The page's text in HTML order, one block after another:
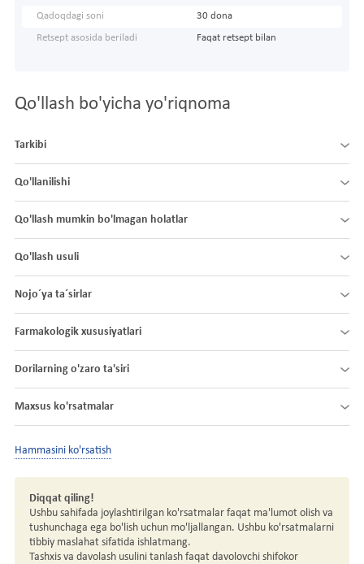
Qadoqdagi soni 30 dona
Retsept asosida beriladi Faqat retsept bilan
Qo'llash bo'yicha yo'riqnoma
Tarkibi
Qo'llanilishi
Qo'llash mumkin bo'lmagan holatlar
Qo'llash usuli
Nojo´ya ta´sirlar
Farmakologik xususiyatlari
Dorilarning o'zaro ta'siri
Maxsus ko'rsatmalar
Hammasini ko'rsatish
Diqqat qiling!
Ushbu sahifada joylashtirilgan ko'rsatmalar faqat ma'lumot olish va
tushunchaga ega bo'lish uchun mo'ljallangan. Ushbu ko'rsatmalarni
tibbiy maslahat sifatida ishlatmang.
Tashxis va davolash usulini tanlash faqat davolovchi shifokor